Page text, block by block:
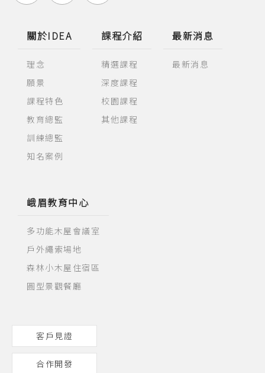
關於IDEA
理念
願景
課程特色
教育總監
訓練總監
知名案例
課程介紹
精選課程
深度課程
校園課程
其他課程
最新消息
最新消息
峨眉教育中心
多功能木屋會議室
戶外繩索場地
森林小木屋住宿區
圓型景觀餐廳
客戶見證
合作開發